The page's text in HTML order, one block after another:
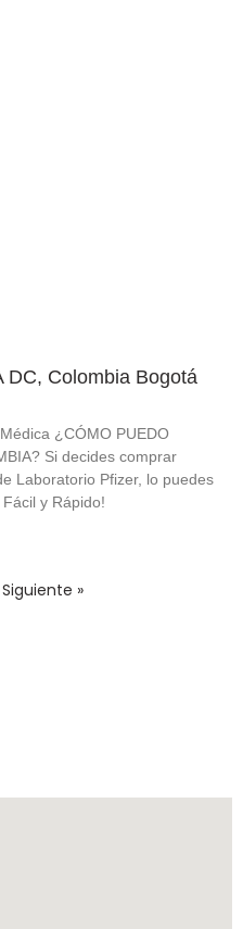
DC, Colombia Bogotá
¿CÓMO PUEDO
Si decides comprar
Laboratorio Pfizer, lo puedes
y Rápido!
Siguiente »